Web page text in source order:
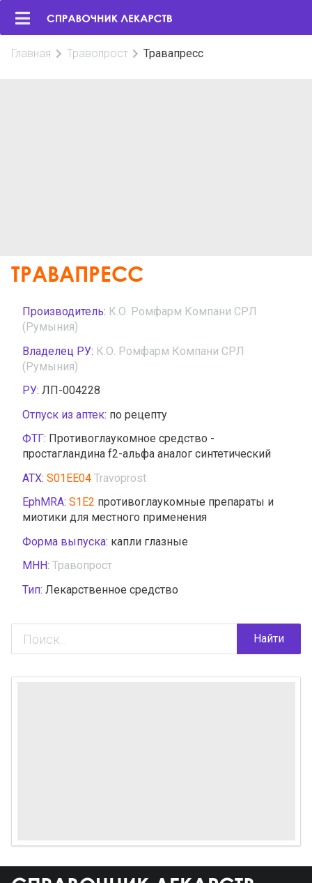
Главная Травопрост Травапресс
ТРАВАПРЕСС
Производитель: К.О. Ромфарм Компани СРЛ
(Румыния)
Владелец РУ: К.О. Ромфарм Компани СРЛ
(Румыния)
РУ: ЛП-004228
Отпуск из аптек: по рецепту
ФТГ: Противоглаукомное средство -
простагландина f2-альфа аналог синтетический
АТХ: S01EE04 Travoprost
EphMRA: S1E2 противоглаукомные препараты и
миотики для местного применения
Форма выпуска: капли глазные
МНН: Травопрост
Тип: Лекарственное средство
Найти